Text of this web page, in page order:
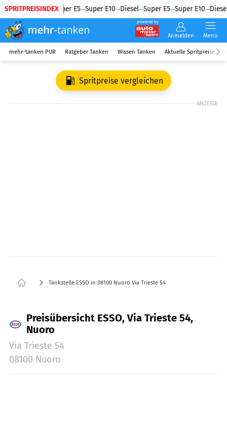
SPRITPREISINDEX
Diesel Super E5 Super E10 Diesel Super E5 Super E10 Diesel
powered by
Anmelden Menü
mehr-tanken PUR Ratgeber Tanken Wissen Tanken Aktuelle Spritpreise
Spritpreise vergleichen
ANZEIGE
Tankstelle ESSO in 08100 Nuoro Via Trieste 54
Preisübersicht ESSO, Via Trieste 54,
Nuoro
Via Trieste 54
08100 Nuoro